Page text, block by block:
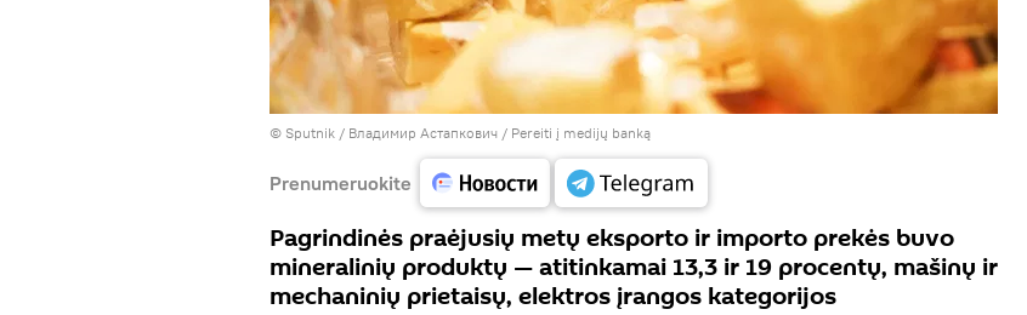
© Sputnik / Владимир Астапкович / Pereiti į medijų banką
Prenumeruokite
Pagrindinės praėjusių metų eksporto ir importo prekės buvo
mineralinių produktų — atitinkamai 13,3 ir 19 procentų, mašinų ir
mechaninių prietaisų, elektros įrangos kategorijos